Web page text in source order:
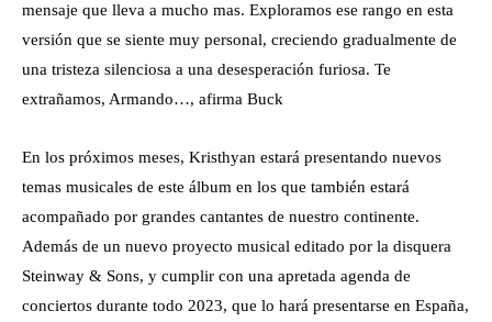
mensaje que lleva a mucho mas. Exploramos ese rango en esta
versión que se siente muy personal, creciendo gradualmente de
una tristeza silenciosa a una desesperación furiosa. Te
extrañamos, Armando…, afirma Buck
En los próximos meses, Kristhyan estará presentando nuevos
temas musicales de este álbum en los que también estará
acompañado por grandes cantantes de nuestro continente.
Además de un nuevo proyecto musical editado por la disquera
Steinway & Sons, y cumplir con una apretada agenda de
conciertos durante todo 2023, que lo hará presentarse en España,